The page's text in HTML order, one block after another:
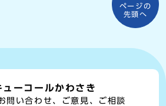
ページの
先頭へ
ューコールかわさき
問い合わせ、ご意見、ご相談